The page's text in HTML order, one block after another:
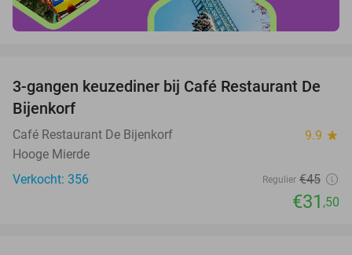
30%
3-gangen keuzediner bij Café Restaurant De
Bijenkorf
Café Restaurant De Bijenkorf 9.9 star
Hooge Mierde
Verkocht: 356
Regulier €45
€31 ,50